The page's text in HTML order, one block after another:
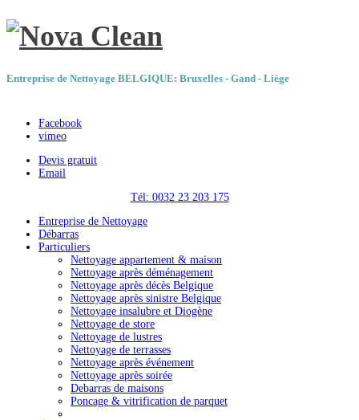
Entreprise de Nettoyage BELGIQUE: Bruxelles - Gand - Liège
Facebook
vimeo
Devis gratuit
Email
Tél: 0032 23 203 175
Entreprise de Nettoyage
Débarras
Particuliers
Nettoyage appartement & maison
Nettoyage après déménagement
Nettoyage après décès Belgique
Nettoyage après sinistre Belgique
Nettoyage insalubre et Diogène
Nettoyage de store
Nettoyage de lustres
Nettoyage de terrasses
Nettoyage après événement
Nettoyage après soirée
Debarras de maisons
Poncage & vitrification de parquet